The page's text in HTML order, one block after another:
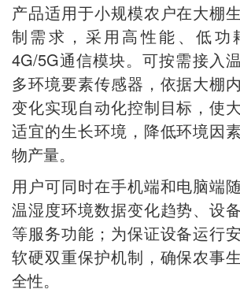
产品适用于小规模农户在大棚
制需求，采用高性能、低功
4G/5G通信模块。可按需接入
多环境要素传感器，依据大棚
变化实现自动化控制目标，使
适宜的生长环境，降低环境因
物产量。
用户可同时在手机端和电脑端
温湿度环境数据变化趋势、设
等服务功能；为保证设备运行
软硬双重保护机制，确保农事
全性。